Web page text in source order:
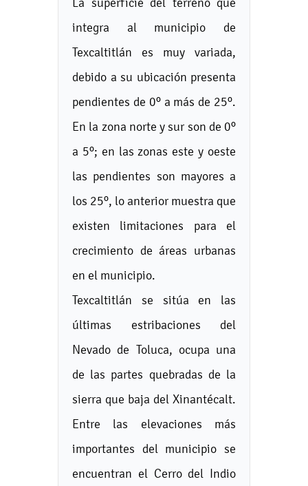
integra al municipio de
Texcaltitlán es muy variada,
debido a su ubicación presenta
pendientes de 0º a más de 25º.
En la zona norte y sur son de 0º
a 5º; en las zonas este y oeste
las pendientes son mayores a
los 25º, lo anterior muestra que
existen limitaciones para el
crecimiento de áreas urbanas
en el municipio.
Texcaltitlán se sitúa en las
últimas estribaciones del
Nevado de Toluca, ocupa una
de las partes quebradas de la
sierra que baja del Xinantécalt.
Entre las elevaciones más
importantes del municipio se
encuentran el Cerro del Indio